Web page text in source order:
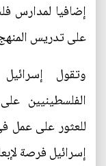
إضافيا لمدارس
على تدريس
وتقول
الفلسطينيين
للعثور على عمل
إسرائيل فرصة